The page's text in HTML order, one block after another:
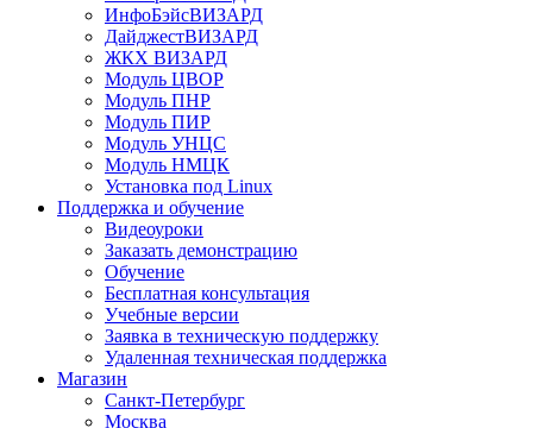
ИнфоБэйсВИЗАРД
ДайджестВИЗАРД
ЖКХ ВИЗАРД
Модуль ЦВОР
Модуль ПНР
Модуль ПИР
Модуль УНЦС
Модуль НМЦК
Установка под Linux
Поддержка и обучение
Видеоуроки
Заказать демонстрацию
Обучение
Бесплатная консультация
Учебные версии
Заявка в техническую поддержку
Удаленная техническая поддержка
Магазин
Санкт-Петербург
Москва